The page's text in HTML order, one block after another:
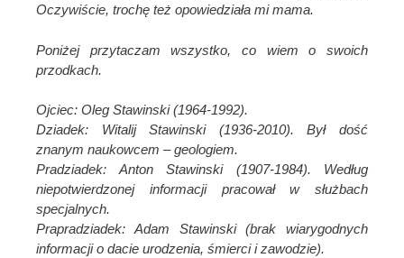
Oczywiście, trochę też opowiedziała mi mama.
Poniżej przytaczam wszystko, co wiem o swoich
przodkach.
Ojciec: Oleg Stawinski (1964-1992).
Dziadek: Witalij Stawinski (1936-2010). Był dość
znanym naukowcem – geologiem.
Pradziadek: Anton Stawinski (1907-1984). Według
niepotwierdzonej informacji pracował w służbach
specjalnych.
Prapradziadek: Adam Stawinski (brak wiarygodnych
informacji o dacie urodzenia, śmierci i zawodzie).